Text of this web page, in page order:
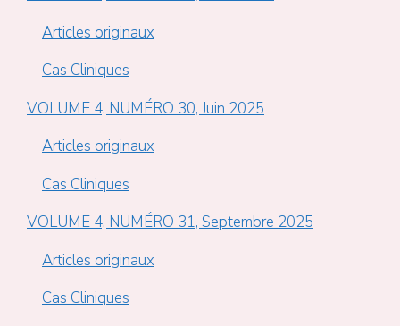
Articles originaux
Cas Cliniques
VOLUME 4, NUMÉRO 30, Juin 2025
Articles originaux
Cas Cliniques
VOLUME 4, NUMÉRO 31, Septembre 2025
Articles originaux
Cas Cliniques